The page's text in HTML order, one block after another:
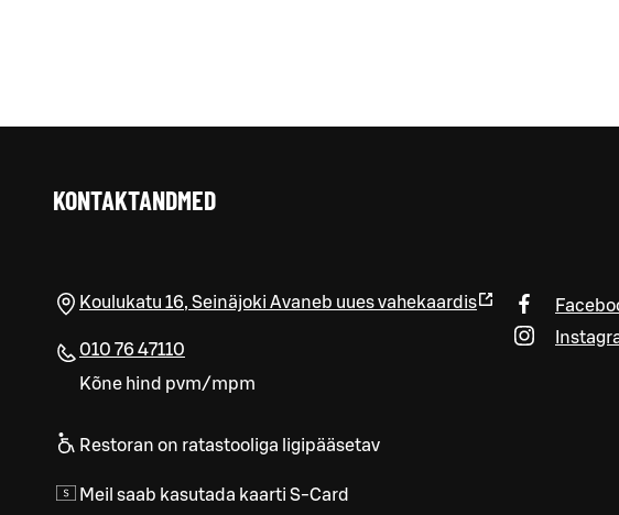
KONTAKTANDMED
Koulukatu 16, Seinäjoki Avaneb uues vahekaardis
010 76 47110
Kõne hind pvm/mpm
Restoran on ratastooliga ligipääsetav
Meil saab kasutada kaarti S-Card